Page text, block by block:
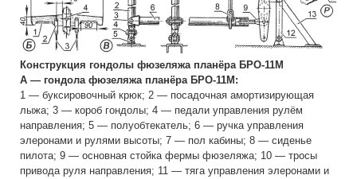
Конструкция гондолы фюзеляжа планёра БРО-11М
А — гондола фюзеляжа планёра БРО-11М:
1 — буксировочный крюк; 2 — посадочная амортизирующая
лыжа; 3 — короб гондолы; 4 — педали управления рулём
направления; 5 — полуобтекатель; 6 — ручка управления
элеронами и рулями высоты; 7 — пол кабины; 8 — сиденье
пилота; 9 — основная стойка фермы фюзеляжа; 10 — тросы
привода руля направления; 11 — тяга управления элеронами и